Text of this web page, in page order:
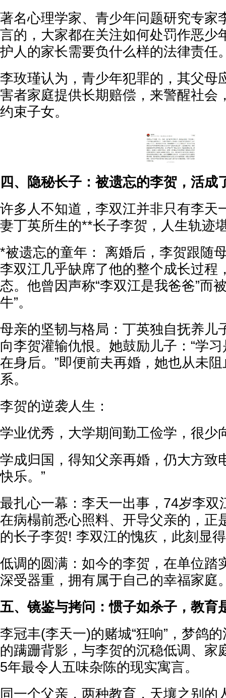
著名心理学家、青少年问题研究专家
言的，大家都在关注如何处罚作恶少
护人的家长需要负什么样的法律责任
李玫瑾认为，青少年犯罪的，其父母
害者家庭提供长期赔偿，来警醒社会
约束子女。
四、隐秘长子：被遗忘的李贺，活成
许多人不知道，李双江并非只有李天
妻丁英所生的**长子李贺，人生轨迹
*被遗忘的童年： 离婚后，李贺跟随
李双江几乎缺席了他的整个成长过程
态。他曾因声称“李双江是我爸爸”而
牛”。
母亲的坚韧与格局：丁英独自抚养儿
向李贺灌输仇恨。她鼓励儿子：“学
在身后。”即便前夫再婚，她也从未
系。
李贺的逆袭人生：
学业优秀，大学期间勤工俭学，很少
学成归国，得知父亲再婚，仍大方致
快乐。”
最扎心一幕：李天一出事，74岁李双
在病榻前悉心照料、开导父亲的，正
的长子李贺! 李双江的愧疚，此刻显
低调的圆满：如今的李贺，在单位踏
深受器重，拥有属于自己的幸福家庭
五、镜鉴与拷问：惯子如杀子，教育
李冠丰(李天一)的赌城“狂响”，梦鸽
的蹒跚背影，与李贺的沉稳低调、家
5年最令人五味杂陈的现实寓言。
同一个父亲，两种教育，天壤之别的